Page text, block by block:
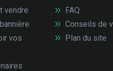
vendre
vos
FAQ
Conseils de
Plan du site